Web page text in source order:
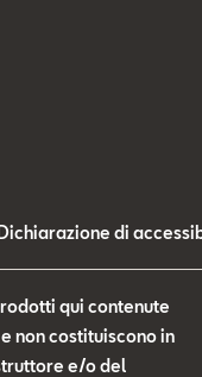
Dichiarazione di
qui contenute
non costituiscono in
e/o del